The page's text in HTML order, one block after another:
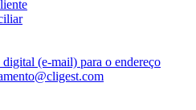
(e-mail) para o endereço